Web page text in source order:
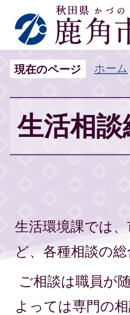
現在のページ ホーム
生活相
生活環境課では
ど、各種相談の
ご相談は職員が
よっては専門の